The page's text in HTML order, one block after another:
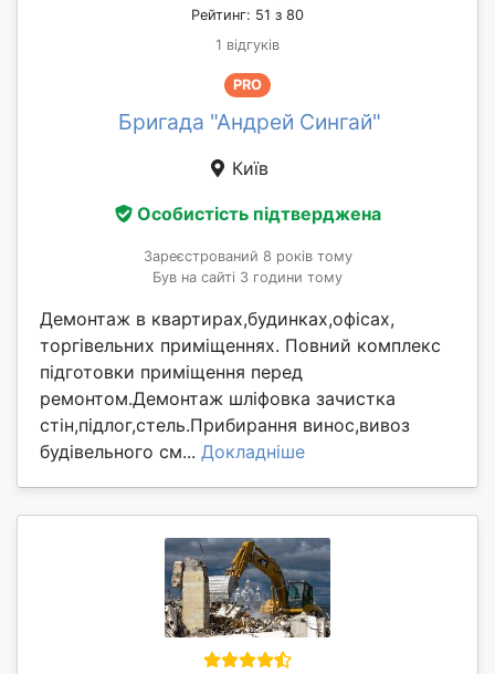
Рейтинг: 51 з 80
1 відгуків
PRO
Бригада "Андрей Сингай"
Київ
Особистість підтверджена
Зареєстрований 8 років тому
Був на сайті 3 години тому
Демонтаж в квартирах,будинках,офісах,
торгівельних приміщеннях. Повний комплекс
підготовки приміщення перед
ремонтом.Демонтаж шліфовка зачистка
стін,підлог,стель.Прибирання винос,вивоз
будівельного см... Докладніше